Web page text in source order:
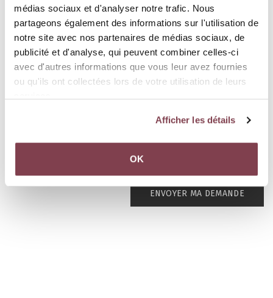
médias sociaux et d'analyser notre trafic. Nous
partageons également des informations sur l'utilisation de
notre site avec nos partenaires de médias sociaux, de
publicité et d'analyse, qui peuvent combiner celles-ci
avec d'autres informations que vous leur avez fournies
ou qu'ils ont collectées lors de votre utilisation de leurs
Afficher les détails
OK
J'accepte que les données envoyées par ce formulaire ne
soient utilisées que pour traiter ma demande.
Le traitement des données est soumis à notre
Politique de
confidentialité
ENVOYER MA DEMANDE